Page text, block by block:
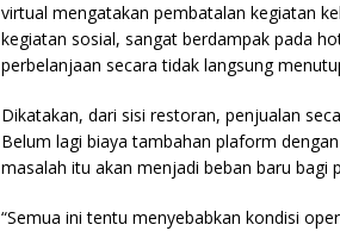
virtual mengatakan pembatalan kegiatan
kegiatan sosial, sangat berdampak pada
perbelanjaan secara tidak langsung
Dikatakan, dari sisi restoran, penjualan
Belum lagi biaya tambahan plaform dengan
masalah itu akan menjadi beban baru bagi
“Semua ini tentu menyebabkan kondisi